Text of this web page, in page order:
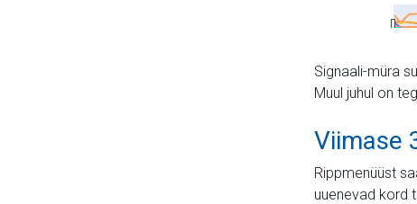
Signaali-müra
Muul juhul on
Viimase
Rippmenüüst
uuenevad kord